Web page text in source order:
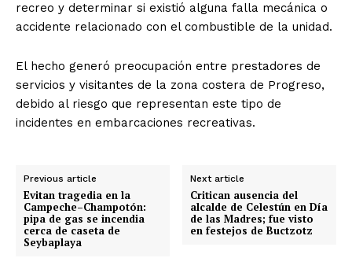
recreo y determinar si existió alguna falla mecánica o
accidente relacionado con el combustible de la unidad.
El hecho generó preocupación entre prestadores de
servicios y visitantes de la zona costera de Progreso,
debido al riesgo que representan este tipo de
incidentes en embarcaciones recreativas.
Previous article
Evitan tragedia en la
Campeche–Champotón:
pipa de gas se incendia
cerca de caseta de
Seybaplaya
Next article
Critican ausencia del
alcalde de Celestún en Día
de las Madres; fue visto
en festejos de Buctzotz